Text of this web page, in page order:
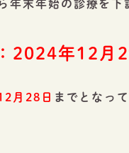
年末年始の診療を下
2024年12月
月28日 までとなっ